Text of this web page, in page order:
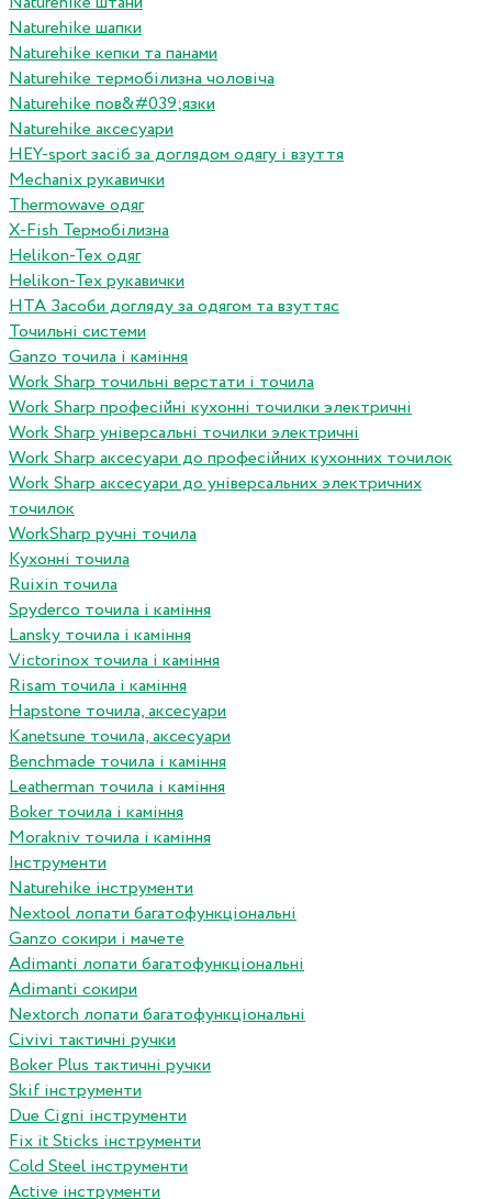
Naturehike шапки
Naturehike кепки та панами
Naturehike термобілизна чоловіча
Naturehike пов&#039;язки
Naturehike аксесуари
HEY-sport засіб за доглядом одягу і взуття
Mechanix рукавички
Thermowave одяг
X-Fish Термобілизна
Helikon-Tex одяг
Helikon-Tex рукавички
HTA Засоби догляду за одягом та взуттяс
Точильні системи
Ganzo точила і каміння
Work Sharp точильні верстати і точила
Work Sharp професiйнi кухоннi точилки электричнi
Work Sharp унiверсальнi точилки электричнi
Work Sharp аксесуари до професiйних кухонних точилок
Work Sharp аксесуари до унiверсальних электричних
точилок
WorkSharp ручні точила
Кухонні точила
Ruixin точила
Spyderco точила і каміння
Lansky точила і каміння
Victorinox точила і каміння
Risam точила і каміння
Hapstone точила, аксесуари
Kanetsune точила, аксесуари
Benchmade точила і каміння
Leatherman точила і каміння
Boker точила і каміння
Morakniv точила і каміння
Інструменти
Naturehike інструменти
Nextool лопати багатофункціональні
Ganzo сокири і мачете
Adimanti лопати багатофункціональні
Adimanti сокири
Nextorch лопати багатофункціональні
Сivivi тактичні ручки
Boker Plus тактичні ручки
Skif інструменти
Due Cigni інструменти
Fix it Sticks інструменти
Сold Steel інструменти
Active інструменти